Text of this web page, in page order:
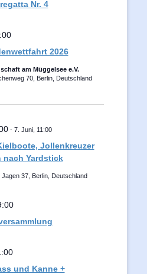
Nr. 4
2026
am Müggelsee e.V.
70, Berlin, Deutschland
Jollenkreuzer
nach Yardstick
- 7. Juni, 11:00
Jagen 37, Berlin, Deutschland
und Kanne +